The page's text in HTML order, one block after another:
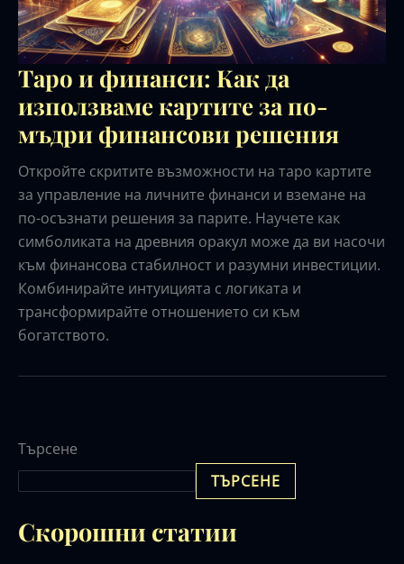
Таро и финанси: Как да
използваме картите за по-
мъдри финансови решения
Откройте скритите възможности на таро картите
за управление на личните финанси и вземане на
по-осъзнати решения за парите. Научете как
симболиката на древния оракул може да ви насочи
към финансова стабилност и разумни инвестиции.
Комбинирайте интуицията с логиката и
трансформирайте отношението си към
богатството.
Търсене
ТЪРСЕНЕ
Скорошни статии